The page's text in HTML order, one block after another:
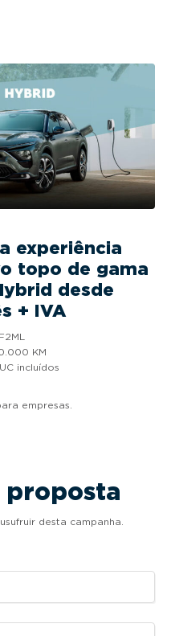
experiência
topo de gama
desde
+ IVA
KM
incluídos
empresas.
proposta
desta campanha.